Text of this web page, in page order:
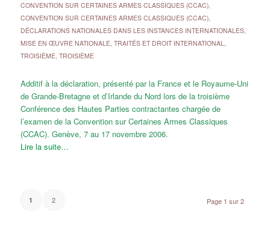
CONVENTION SUR CERTAINES ARMES CLASSIQUES (CCAC),
CONVENTION SUR CERTAINES ARMES CLASSIQUES (CCAC),
DÉCLARATIONS NATIONALES DANS LES INSTANCES INTERNATIONALES,
MISE EN ŒUVRE NATIONALE, TRAITÉS ET DROIT INTERNATIONAL,
TROISIÈME, TROISIÈME
Additif à la déclaration, présenté par la France et le Royaume-Uni
de Grande-Bretagne et d’Irlande du Nord lors de la troisième
Conférence des Hautes Parties contractantes chargée de
l’examen de la Convention sur Certaines Armes Classiques
(CCAC). Genève, 7 au 17 novembre 2006.
Lire la suite…
Page 1 sur 2
1 2